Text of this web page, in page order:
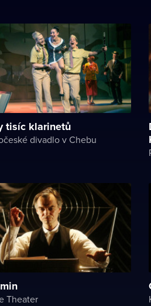
tisíc klarinetů
divadlo v Chebu
Theater